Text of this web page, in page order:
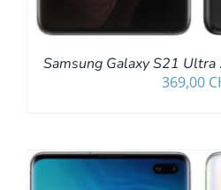
Samsung Galaxy S21
369,00